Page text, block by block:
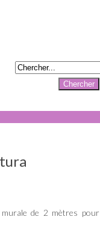
de 2 mètres pour